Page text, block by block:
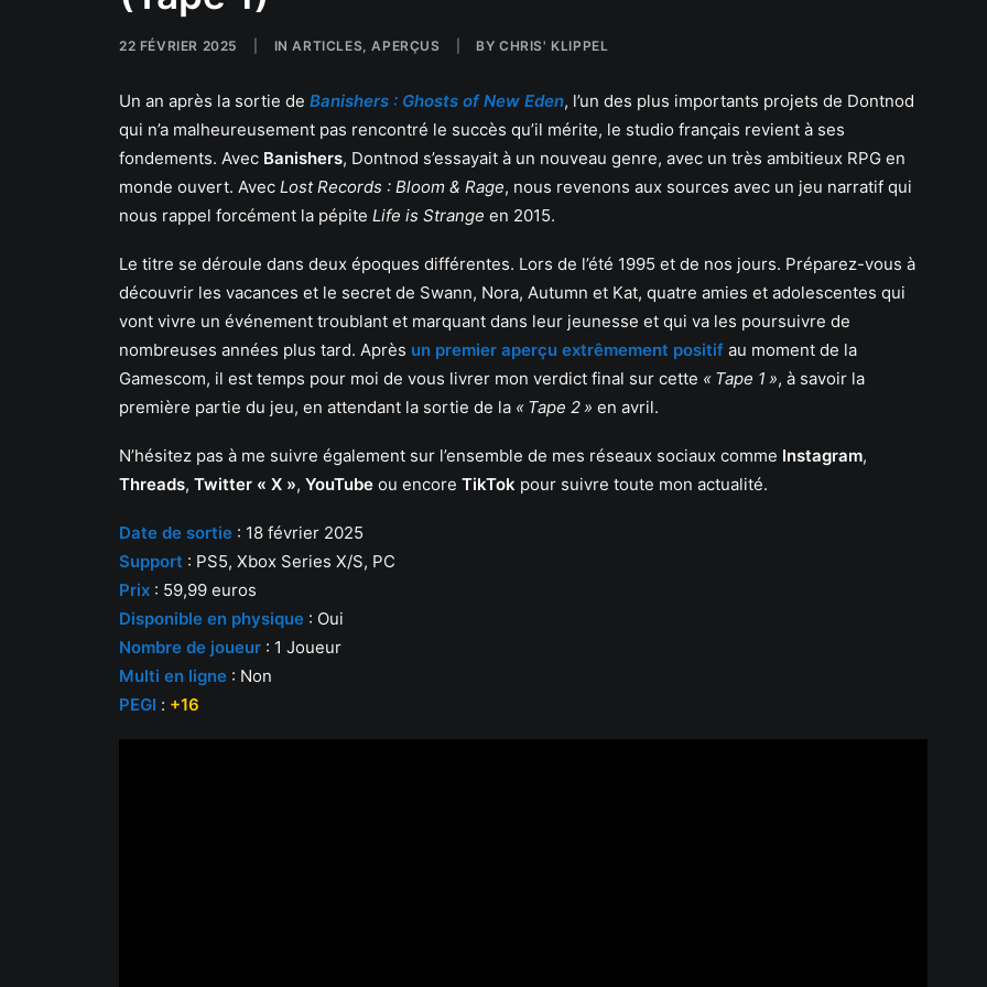
22 FÉVRIER 2025 INARTICLES,APERÇUS BYCHRIS' KLIPPEL
Un an après la sortie de Banishers : Ghosts of New Eden, l’un des plus importants projets de Dontnod
qui n’a malheureusement pas rencontré le succès qu’il mérite, le studio français revient à ses
fondements. Avec Banishers, Dontnod s’essayait à un nouveau genre, avec un très ambitieux RPG en
monde ouvert. Avec Lost Records : Bloom & Rage, nous revenons aux sources avec un jeu narratif qui
nous rappel forcément la pépite Life is Strange en 2015.
Le titre se déroule dans deux époques différentes. Lors de l’été 1995 et de nos jours. Préparez-vous à
découvrir les vacances et le secret de Swann, Nora, Autumn et Kat, quatre amies et adolescentes qui
vont vivre un événement troublant et marquant dans leur jeunesse et qui va les poursuivre de
nombreuses années plus tard. Après un premier aperçu extrêmement positif au moment de la
Gamescom, il est temps pour moi de vous livrer mon verdict final sur cette « Tape 1 », à savoir la
première partie du jeu, en attendant la sortie de la « Tape 2 » en avril.
N’hésitez pas à me suivre également sur l’ensemble de mes réseaux sociaux comme Instagram,
Threads, Twitter « X », YouTube ou encore TikTok pour suivre toute mon actualité.
Date de sortie : 18 février 2025
Support : PS5, Xbox Series X/S, PC
Prix : 59,99 euros
Disponible en physique : Oui
Nombre de joueur : 1 Joueur
Multi en ligne : Non
PEGI : +16